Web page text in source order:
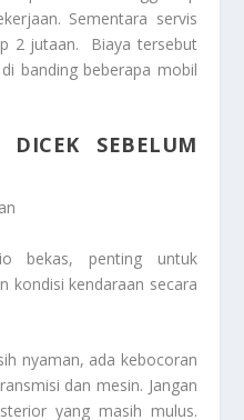
Sementara servis
2 jutaan. Biaya tersebut
banding beberapa mobil
SEBELUM
bekas, penting untuk
kondisi kendaraan secara
nyaman, ada kebocoran
dan mesin. Jangan
yang masih mulus.